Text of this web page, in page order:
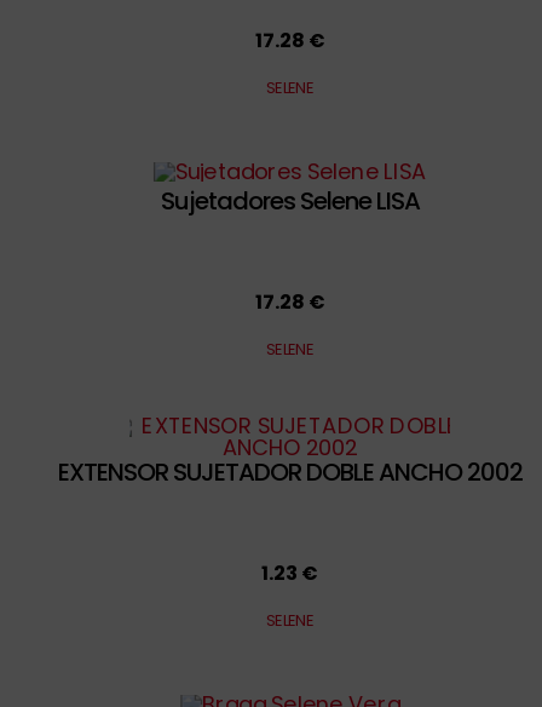
17.28 €
SELENE
Sujetadores Selene LISA
17.28 €
SELENE
EXTENSOR SUJETADOR DOBLE ANCHO 2002
1.23 €
SELENE